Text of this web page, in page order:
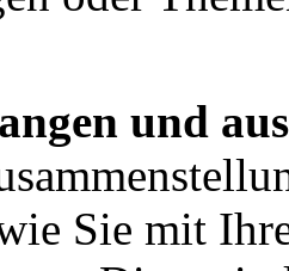
und
Sie mit